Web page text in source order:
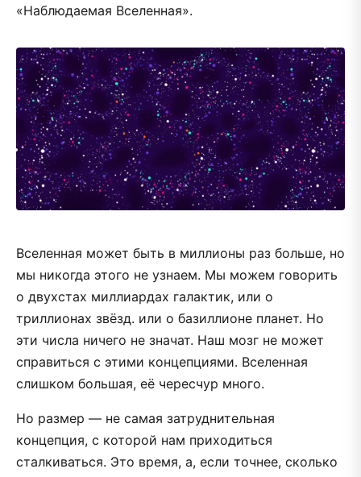
«Наблюдаемая Вселенная».
Вселенная может быть в миллионы раз больше, но
мы никогда этого не узнаем. Мы можем говорить
о двухстах миллиардах галактик, или о
триллионах звёзд. или о базиллионе планет. Но
эти числа ничего не значат. Наш мозг не может
справиться с этими концепциями. Вселенная
слишком большая, её чересчур много.
Но размер — не самая затруднительная
концепция, с которой нам приходиться
сталкиваться. Это время, а, если точнее, сколько